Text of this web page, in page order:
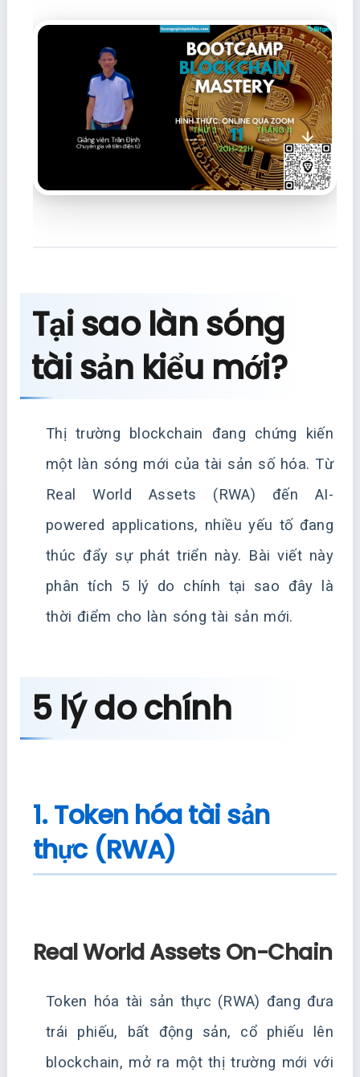
Tại sao làn sóng
tài sản kiểu mới?
Thị trường blockchain đang chứng kiến
một làn sóng mới của tài sản số hóa. Từ
Real World Assets (RWA) đến AI-
powered applications, nhiều yếu tố đang
thúc đẩy sự phát triển này. Bài viết này
phân tích 5 lý do chính tại sao đây là
thời điểm cho làn sóng tài sản mới.
5 lý do chính
1. Token hóa tài sản
thực (RWA)
Real World Assets On-Chain
Token hóa tài sản thực (RWA) đang đưa
trái phiếu, bất động sản, cổ phiếu lên
blockchain, mở ra một thị trường mới với